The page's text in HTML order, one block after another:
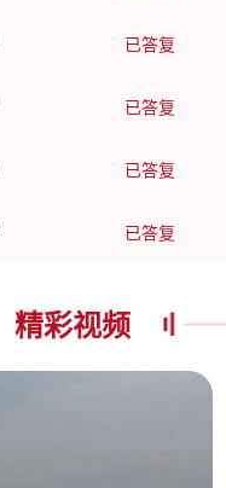
已答复
已答复
已答复
已答复
精彩视频